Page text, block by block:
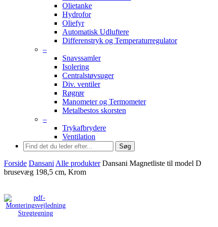
Olietanke
Hydrofor
Oliefyr
Automatisk Udluftere
Differenstryk og Temperaturregulator
–
Snavssamler
Isolering
Centralstøvsuger
Div. ventiler
Røgrør
Manometer og Termometer
Metalbestos skorsten
–
Trykafbrydere
Ventilation
Søg
Forside Dansani Alle produkter Dansani Magnetliste til model D
brusevæg 198,5 cm, Krom
Stregtegning